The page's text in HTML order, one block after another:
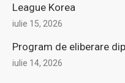
League Korea
iulie 15, 2026
Program de eliberare
iulie 14, 2026